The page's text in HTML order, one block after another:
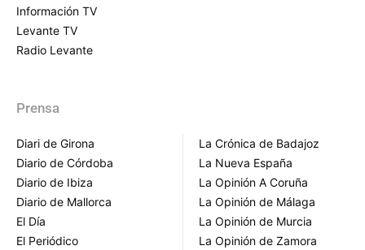
Información TV
Levante TV
Radio Levante
Prensa
Diari de Girona
Diario de Córdoba
Diario de Ibiza
Diario de Mallorca
El Día
El Periódico
La Crónica de Badajoz
La Nueva España
La Opinión A Coruña
La Opinión de Málaga
La Opinión de Murcia
La Opinión de Zamora